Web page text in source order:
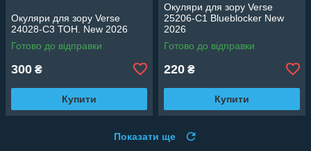
Окуляри для зору Verse
24028-C3 ТОН. New 2026
Готово до відправки
300 ₴
Купити
Окуляри для зору Verse
25206-C1 Blueblocker New
2026
Готово до відправки
220 ₴
Купити
Показати ще